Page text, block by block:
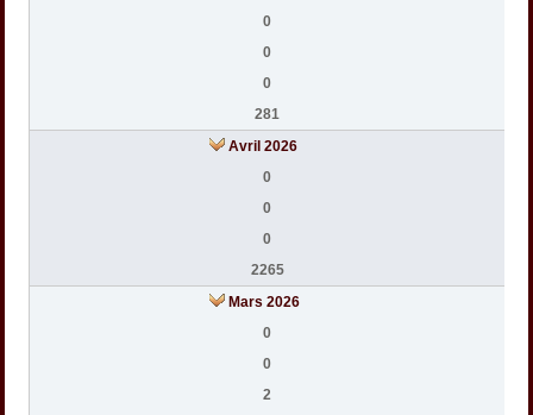
0
0
0
281
Avril 2026
0
0
0
2265
Mars 2026
0
0
2